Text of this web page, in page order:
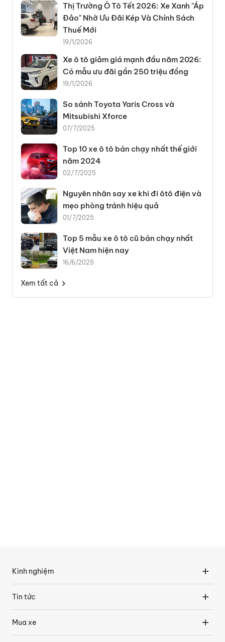
Thị Trường Ô Tô Tết 2026: Xe Xanh "Áp
Đảo" Nhờ Ưu Đãi Kép Và Chính Sách
Thuế Mới
19/1/2026
Xe ô tô giảm giá mạnh đầu năm 2026:
Có mẫu ưu đãi gần 250 triệu đồng
19/1/2026
So sánh Toyota Yaris Cross và
Mitsubishi Xforce
07/7/2025
Top 10 xe ô tô bán chạy nhất thế giới
năm 2024
02/7/2025
Nguyên nhân say xe khi đi ôtô điện và
mẹo phòng tránh hiệu quả
01/7/2025
Top 5 mẫu xe ô tô cũ bán chạy nhất
Việt Nam hiện nay
16/6/2025
Xem tất cả
Kinh nghiệm
Tin tức
Mua xe